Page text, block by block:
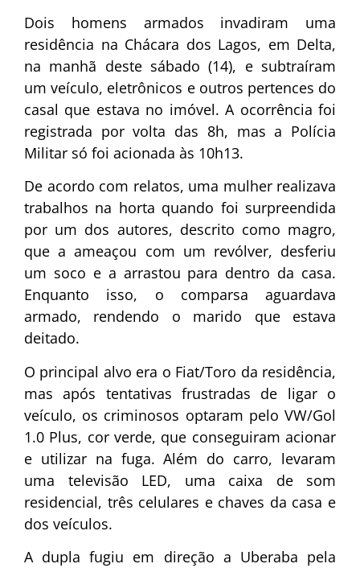
Dois homens armados invadiram uma
residência na Chácara dos Lagos, em Delta,
na manhã deste sábado (14), e subtraíram
um veículo, eletrônicos e outros pertences do
casal que estava no imóvel. A ocorrência foi
registrada por volta das 8h, mas a Polícia
Militar só foi acionada às 10h13.
De acordo com relatos, uma mulher realizava
trabalhos na horta quando foi surpreendida
por um dos autores, descrito como magro,
que a ameaçou com um revólver, desferiu
um soco e a arrastou para dentro da casa.
Enquanto isso, o comparsa aguardava
armado, rendendo o marido que estava
deitado.
O principal alvo era o Fiat/Toro da residência,
mas após tentativas frustradas de ligar o
veículo, os criminosos optaram pelo VW/Gol
1.0 Plus, cor verde, que conseguiram acionar
e utilizar na fuga. Além do carro, levaram
uma televisão LED, uma caixa de som
residencial, três celulares e chaves da casa e
dos veículos.
A dupla fugiu em direção a Uberaba pela